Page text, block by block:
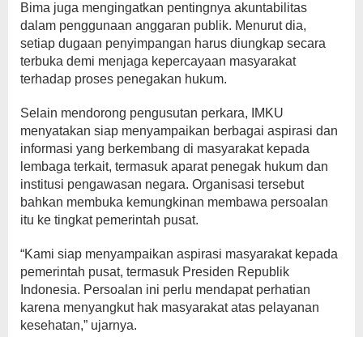
Bima juga mengingatkan pentingnya akuntabilitas
dalam penggunaan anggaran publik. Menurut dia,
setiap dugaan penyimpangan harus diungkap secara
terbuka demi menjaga kepercayaan masyarakat
terhadap proses penegakan hukum.
Selain mendorong pengusutan perkara, IMKU
menyatakan siap menyampaikan berbagai aspirasi dan
informasi yang berkembang di masyarakat kepada
lembaga terkait, termasuk aparat penegak hukum dan
institusi pengawasan negara. Organisasi tersebut
bahkan membuka kemungkinan membawa persoalan
itu ke tingkat pemerintah pusat.
“Kami siap menyampaikan aspirasi masyarakat kepada
pemerintah pusat, termasuk Presiden Republik
Indonesia. Persoalan ini perlu mendapat perhatian
karena menyangkut hak masyarakat atas pelayanan
kesehatan,” ujarnya.